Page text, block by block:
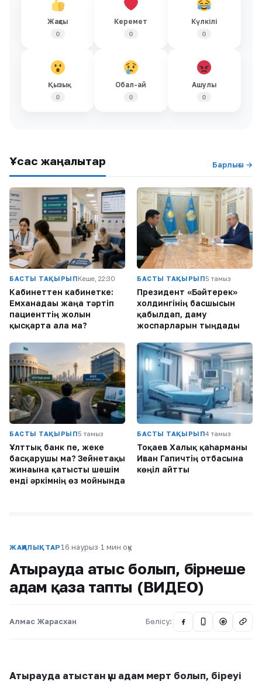
Жақсы
0
Керемет
0
Күлкілі
0
Қызық
0
Обал-ай
0
Ашулы
0
Ұқсас жаңалықтар Барлығы →
БАСТЫ ТАҚЫРЫПКеше, 22:30
Кабинеттен кабинетке:
Емханадағы жаңа тәртіп
пациенттің жолын
қысқарта ала ма?
БАСТЫ ТАҚЫРЫП5 тамыз
Президент «Бәйтерек»
холдингінің басшысын
қабылдап, даму
жоспарларын тыңдады
БАСТЫ ТАҚЫРЫП5 тамыз
Ұлттық банк пе, жеке
басқарушы ма? Зейнетақы
жинағына қатысты шешім
енді әркімнің өз мойнында
БАСТЫ ТАҚЫРЫП4 тамыз
Тоқаев Халық қаһарманы
Иван Гапичтің отбасына
көңіл айтты
ЖАҢАЛЫҚТАР 16 наурыз·1 мин оқу
Атырауда атыс болып, бірнеше
адам қаза тапты (ВИДЕО)
Алмас Жарасхан Бөлісу: @
Атырауда атыстан үш адам мерт болып, біреуі